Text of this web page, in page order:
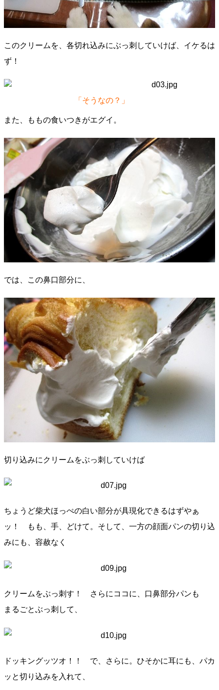
このクリームを、各切れ込みにぶっ刺していけば、イケるは
ず！
「そうなの？」
また、ももの食いつきがエグイ。
では、この鼻口部分に、
切り込みにクリームをぶっ刺していけば
ちょうど柴犬ほっぺの白い部分が具現化できるはずやぁ
ッ！ もも、手、どけて。そして、一方の顔面パンの切り込
みにも、容赦なく
クリームをぶっ刺す！ さらにココに、口鼻部分パンも
まるごとぶっ刺して、
ドッキングッツオ！！ で、さらに。ひそかに耳にも、パカ
ッと切り込みを入れて、